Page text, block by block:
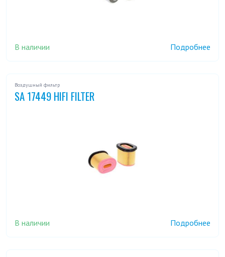
В наличии Подробнее
Воздушный фильтр
SA 17449 HIFI FILTER
В наличии Подробнее